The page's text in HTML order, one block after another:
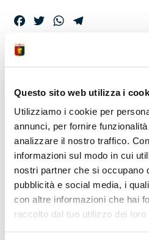
Questo sito web utilizza i
Utilizziamo i cookie per
annunci, per fornire
analizzare il nostro traffico.
informazioni sul modo in cui
nostri partner che si occupano
pubblicità e social media, i
con altre informazioni che hai
raccolto dal tuo utilizzo dei loro
Facebook
TwitterWhatsApp
AARÓN
GIOCATORE
GRIFONE
Aarón Martín è un giocatore
Spagna a Montmeló il 22/04/
vanta 116 presenze in
Mainz e 81 in Liga con quelle
Ha collezionato 34 presenze
nazionale spagnola.